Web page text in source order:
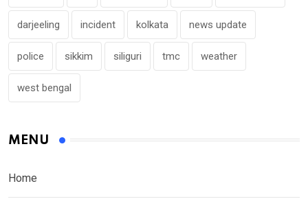
darjeeling incident kolkata news update
police sikkim siliguri tmc weather
west bengal
MENU
Home